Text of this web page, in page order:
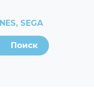
SEGA
Поиск